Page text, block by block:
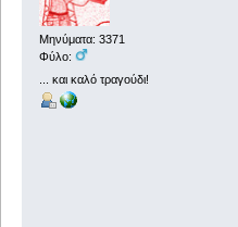
Μηνύματα: 3371
Φύλο:
... και καλό τραγούδι!